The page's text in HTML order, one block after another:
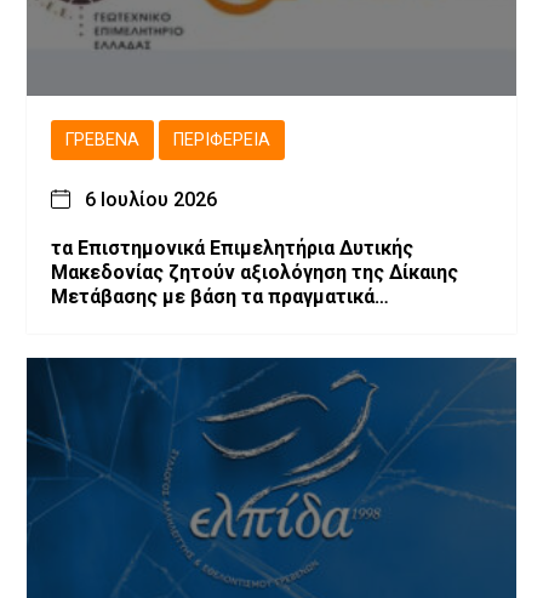
ΓΡΕΒΕΝΆ ΠΕΡΙΦΈΡΕΙΑ
6 Ιουλίου 2026
τα Επιστημονικά Επιμελητήρια Δυτικής
Μακεδονίας ζητούν αξιολόγηση της Δίκαιης
Μετάβασης με βάση τα πραγματικά